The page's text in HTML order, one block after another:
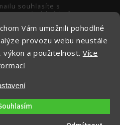
Vám umožnili pohodlné
provozu webu neustále
výkon a použitelnost. Více
osobních údajů
se
cookies
| Design